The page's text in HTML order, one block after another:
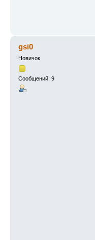
gsi0
Новичок
Сообщений: 9